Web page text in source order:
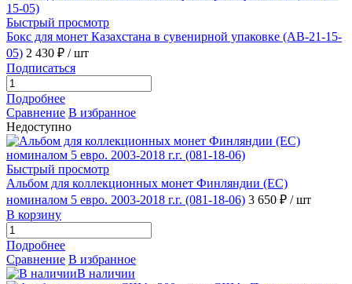
Быстрый просмотр
Бокс для монет Казахстана в сувенирной упаковке (AB-21-15-
05) 2 430 ₽ / шт
Подписаться
Подробнее
Сравнение В избранное
Недоступно
Быстрый просмотр
Альбом для коллекционных монет Финляндии (ЕС)
номиналом 5 евро. 2003-2018 г.г. (081-18-06) 3 650 ₽ / шт
В корзину
Подробнее
Сравнение В избранное
В наличии